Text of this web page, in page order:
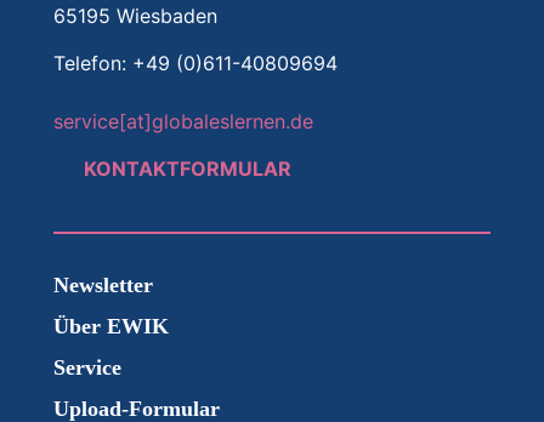
65195 Wiesbaden
Telefon: +49 (0)611-40809694
service[at]globaleslernen.de
KONTAKTFORMULAR
Newsletter
Über EWIK
Service
Upload-Formular